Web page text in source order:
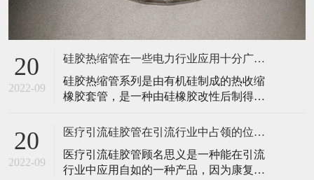
20
2022-09
硅胶热缩管在一些电力行业应用十分广泛！
硅胶热缩管系列是由有机硅制成的热收缩
橡胶套管，是一种由硅橡胶改性后制得的
胶管本身优良的性能，耐高温、耐高压、
良好的耐刺扎损伤机械性能。硅胶热缩管
最大的优点就是在潮湿的坏境之中或者是
20
2022-09
医疗引流硅胶管在引流行业中占领的位置！
医疗引流硅胶管顾名思义是一种能在引流
行业中应用自如的一种产品，因为康复机